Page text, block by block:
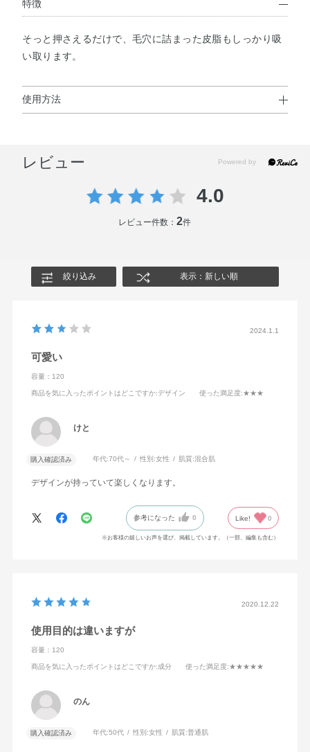
特徴
そっと押さえるだけで、毛穴に詰まった皮脂もしっかり吸
い取ります。
使用方法
1枚ずつ取り出し、肌を軽くおさえるようにしてお使いく
レビュー
4.0
レビュー件数：2件
絞り込み 表示：新しい順
2024.1.1
可愛い
容量：120
商品を気に入ったポイントはどこですか:デザイン 使った満足度:★★★
けと
購入確認済み 年代:70代～ 性別:女性 肌質:混合肌
デザインが持っていて楽しくなります。
参考になった 0 Like! 0
※お客様の嬉しいお声を選び、掲載しています。（一部、編集も含む）
2020.12.22
使用目的は違いますが
容量：120
商品を気に入ったポイントはどこですか:成分 使った満足度:★★★★★
のん
購入確認済み 年代:50代 性別:女性 肌質:普通肌